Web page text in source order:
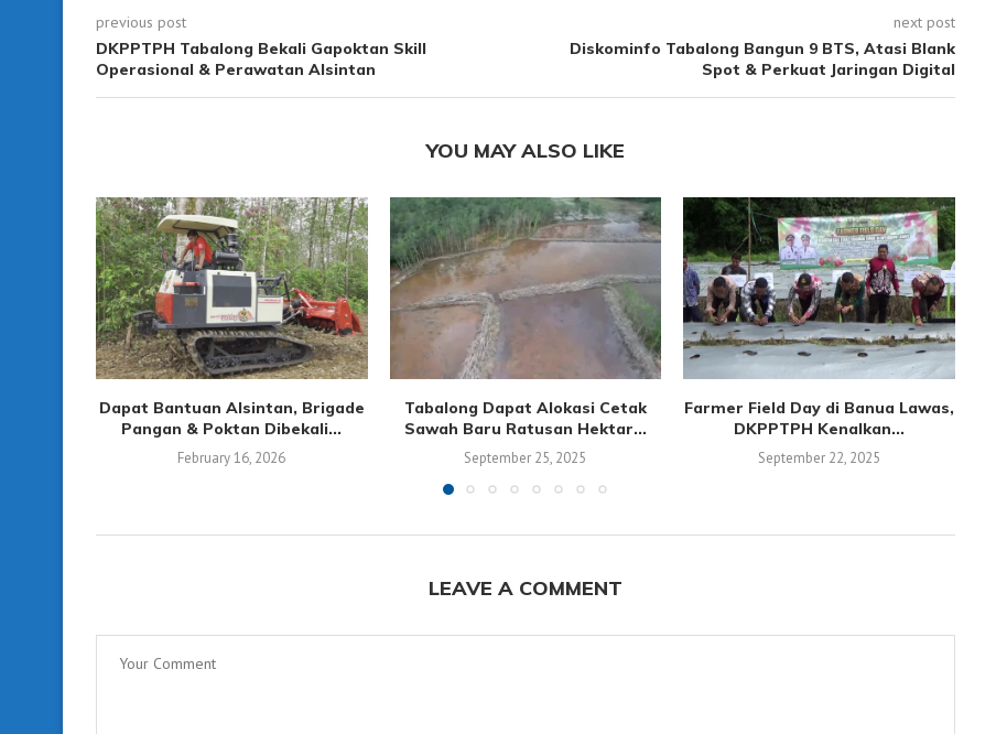
previous post
DKPPTPH Tabalong Bekali Gapoktan Skill
Operasional & Perawatan Alsintan
next post
Diskominfo Tabalong Bangun 9 BTS, Atasi Blank
Spot & Perkuat Jaringan Digital
YOU MAY ALSO LIKE
Dapat Bantuan Alsintan, Brigade
Pangan & Poktan Dibekali...
February 16, 2026
Tabalong Dapat Alokasi Cetak
Sawah Baru Ratusan Hektar...
September 25, 2025
Farmer Field Day di Banua Lawas,
DKPPTPH Kenalkan...
September 22, 2025
LEAVE A COMMENT